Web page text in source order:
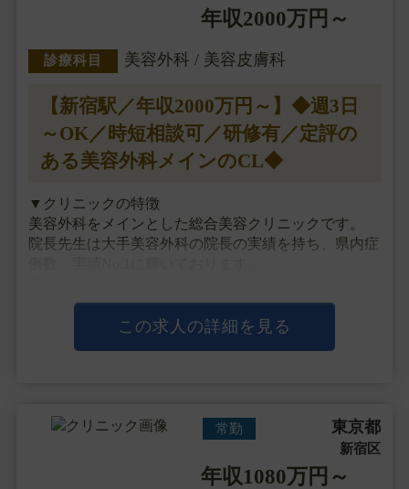
年収2000万円～
診療科目 美容外科 / 美容皮膚科
【新宿駅／年収2000万円～】◆週3日
～OK／時短相談可／研修有／定評の
ある美容外科メインのCL◆
▼クリニックの特徴
美容外科をメインとした総合美容クリニックです。
院長先生は大手美容外科の院長の実績を持ち、県内症
術を向上させ、学び続けております。
二重埋没、注入、目の下のくまとり、脂肪吸引が人気
この求人の詳細を見る
常勤 東京都
新宿区
年収1080万円～